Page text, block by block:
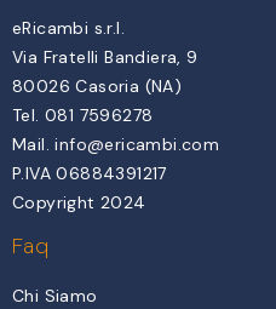
eRicambi s.r.l.
Via Fratelli Bandiera, 9
80026 Casoria (NA)
Tel. 081 7596278
Mail.info@ericambi.com
P.IVA 06884391217
Copyright 2024
Faq
Chi Siamo